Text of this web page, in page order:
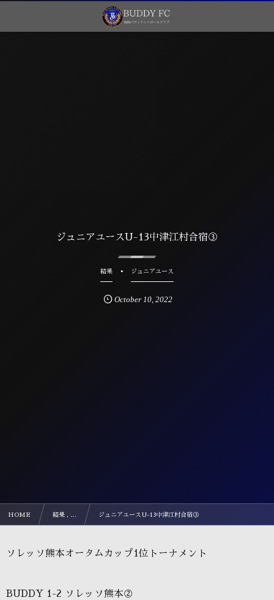
ジュニアユースU-13中津江村合宿③
結果 ジュニアユース
October 10 ,2022
HOME 結果 , … ジュニアユースU-13中津江村合宿③
ソレッソ熊本オータムカップ1位トーナメント
BUDDY 1-2 ソレッソ熊本②